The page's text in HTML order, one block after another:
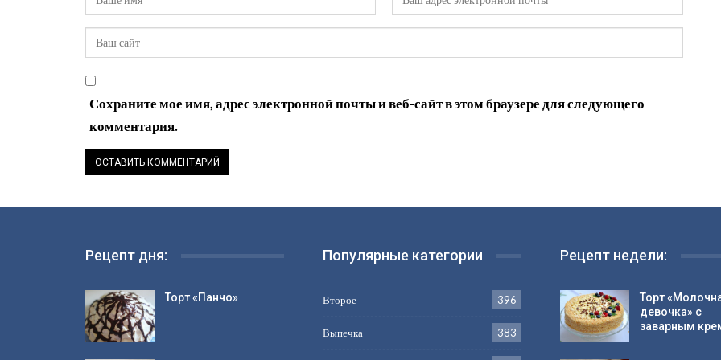
Сохраните мое имя, адрес электронной почты и веб-сайт в этом браузере для следующего
комментария.
Рецепт дня:
Торт «Панчо»
Популярные категории
Второе 396
Выпечка 383
Рецепт недели:
Торт
девочка» с
заварным